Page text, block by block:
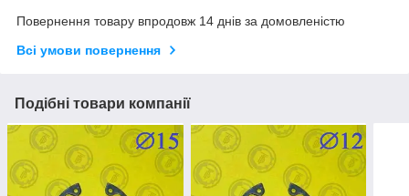
Повернення товару впродовж 14 днів за домовленістю
Всі умови повернення
Подібні товари компанії